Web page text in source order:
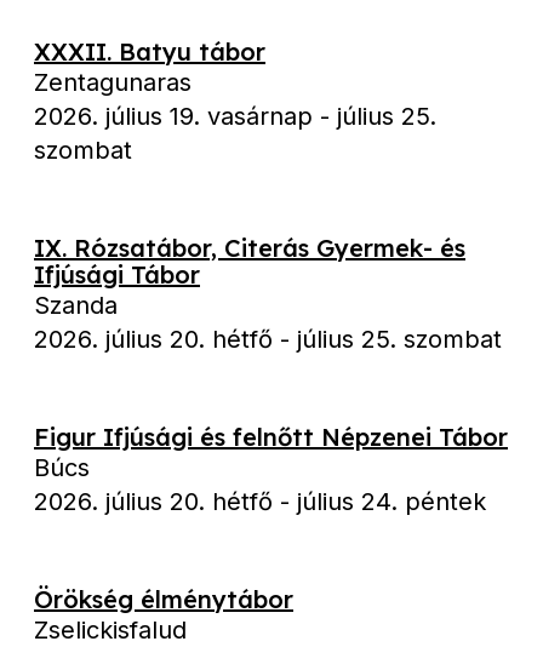
XXXII. Batyu tábor
Zentagunaras
2026. július 19. vasárnap - július 25.
szombat
IX. Rózsatábor, Citerás Gyermek- és
Ifjúsági Tábor
Szanda
2026. július 20. hétfő - július 25. szombat
Figur Ifjúsági és felnőtt Népzenei Tábor
Búcs
2026. július 20. hétfő - július 24. péntek
Örökség élménytábor
Zselickisfalud